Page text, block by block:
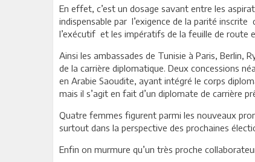
En effet, c’est un dosage savant entre les
indispensable par l’exigence de la parité
l’exécutif et les impératifs de la feuille de
Ainsi les ambassades de Tunisie à Paris, Berlin,
de la carrière diplomatique. Deux concessions
en Arabie Saoudite, ayant intégré le corps
mais il s’agit en fait d’un diplomate de carrière
Quatre femmes figurent parmi les nouveaux
surtout dans la perspective des prochaines
Enfin on murmure qu’un très proche